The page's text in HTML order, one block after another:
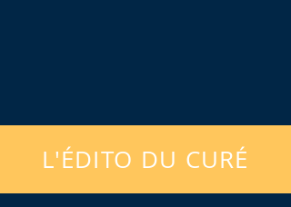
L'ÉDITO DU CURÉ